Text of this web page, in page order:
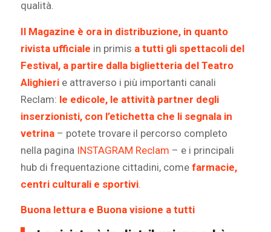
qualità.
Il Magazine è ora in distribuzione, in quanto
rivista ufficiale in primis a tutti gli spettacoli del
Festival, a partire dalla biglietteria del Teatro
Alighierie attraverso i più importanti canali
Reclam: le edicole, le attività partner degli
inserzionisti, con l’etichetta che li segnala in
vetrina– potete trovare il percorso completo
nella pagina INSTAGRAM Reclam – e i principali
hub di frequentazione cittadini, come farmacie,
centri culturali e sportivi.
Buona lettura e Buona visione a tutti